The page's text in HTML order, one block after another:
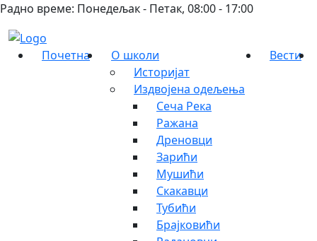
Радно време: Понедељак - Петак, 08:00 - 17:00
Почетна
О школи
Историјат
Издвојена одељења
Сеча Река
Ражана
Дреновци
Зарићи
Мушићи
Скакавци
Тубићи
Брајковићи
Вести